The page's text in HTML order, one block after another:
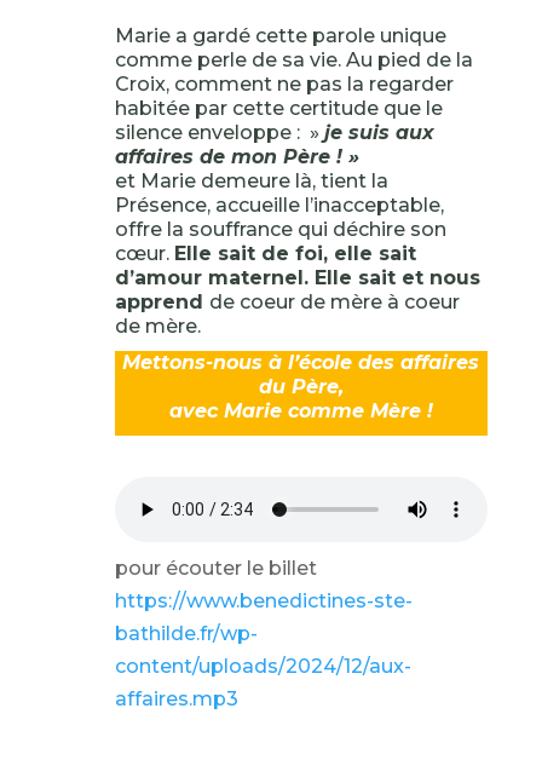
Marie a gardé cette parole unique
comme perle de sa vie. Au pied de la
Croix, comment ne pas la regarder
habitée par cette certitude que le
silence enveloppe : » je suis aux
affaires de mon Père ! »
et Marie demeure là, tient la
Présence, accueille l’inacceptable,
offre la souffrance qui déchire son
cœur. Elle sait de foi, elle sait
d’amour maternel. Elle sait et nous
apprend de coeur de mère à coeur
de mère.
Mettons-nous à l’école des affaires
du Père,
avec Marie comme Mère !
pour écouter le billet
https://www.benedictines-ste-
bathilde.fr/wp-
content/uploads/2024/12/aux-
affaires.mp3